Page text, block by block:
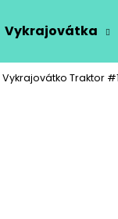
Vykrajovátka
Vykrajovátko Traktor